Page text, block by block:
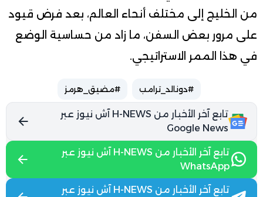
من الخليج إلى مختلف أنحاء العالم، بعد فرض قيود
على مرور بعض السفن، ما زاد من حساسية الوضع
في هذا الممر الاستراتيجي.
#دونالد_ترامب #مضيق_هرمز
تابع آخر الأخبار من H-NEWS آش نيوز عبر
Google News
تابع آخر الأخبار من H-NEWS آش نيوز عبر
WhatsApp
تابع آخر الأخبار من H-NEWS آش نيوز عبر